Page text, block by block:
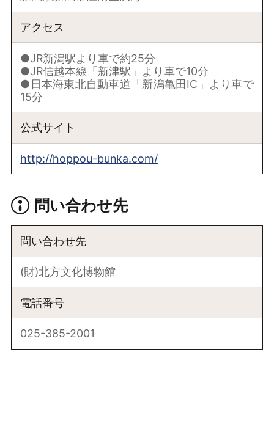
アクセス
●JR新潟駅より車で約25分
●JR信越本線「新津駅」より車で10分
●日本海東北自動車道「新潟亀田IC」より車で
15分
公式サイト
http://hoppou-bunka.com/
問い合わせ先
問い合わせ先
(財)北方文化博物館
電話番号
025-385-2001